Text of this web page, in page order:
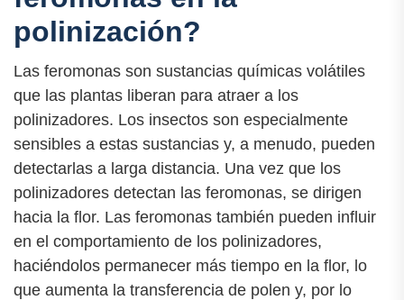
polinización?
Las feromonas son sustancias químicas volátiles
que las plantas liberan para atraer a los
polinizadores. Los insectos son especialmente
sensibles a estas sustancias y, a menudo, pueden
detectarlas a larga distancia. Una vez que los
polinizadores detectan las feromonas, se dirigen
hacia la flor. Las feromonas también pueden influir
en el comportamiento de los polinizadores,
haciéndolos permanecer más tiempo en la flor, lo
que aumenta la transferencia de polen y, por lo